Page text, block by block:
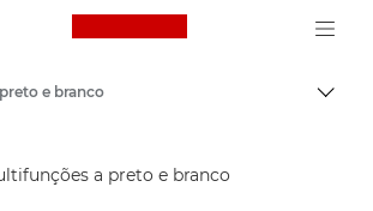
Canon Logo, back
e branco
a preto e branco